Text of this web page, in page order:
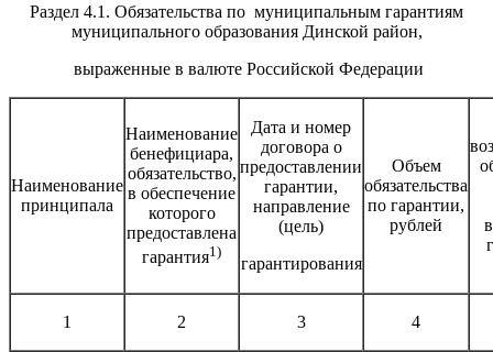
Раздел 4.1. Обязательства по муниципальным гарантиям
муниципального образования Динской район,
выраженные в валюте Российской Федерации
Наименование
принципала
Наименование
бенефициара,
обязательство,
в обеспечение
которого
предоставлена
гарантия1)
Дата и номер
договора о
предоставлении
гарантии,
направление
(цель)
гарантирования
Объем
обязательства
по гарантии,
рублей
1 2 3 4